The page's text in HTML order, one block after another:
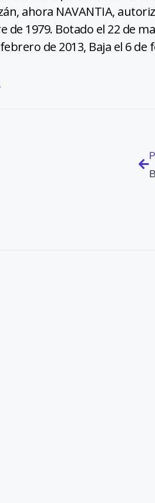
ahora NAVANTIA,
de 1979. Botado el 22 de
de 2013, Baja el 6 de